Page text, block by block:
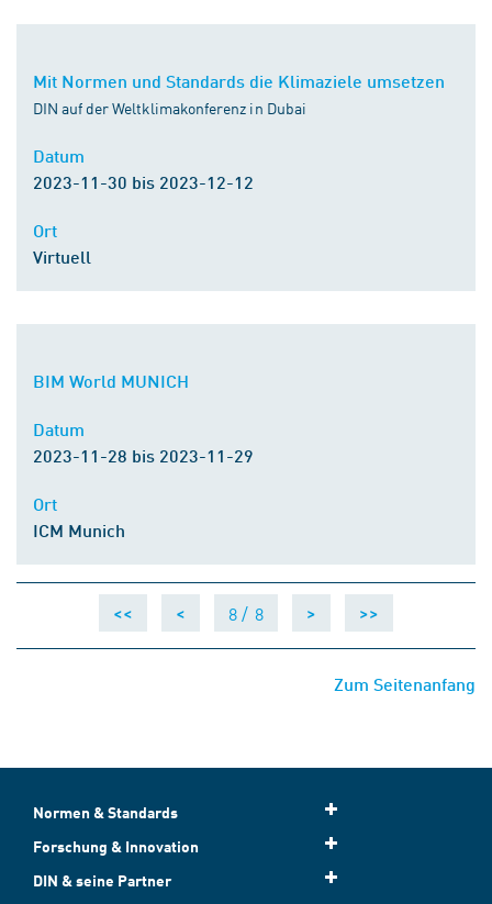
Mit Normen und Standards die Klimaziele umsetzen
DIN auf der Weltklimakonferenz in Dubai
2023-11-30 bis 2023-12-12
Virtuell
BIM World MUNICH
2023-11-28 bis 2023-11-29
ICM Munich
<< < 8 / 8 > >>
Zum Seitenanfang
Normen & Standards
Forschung & Innovation
DIN & seine Partner